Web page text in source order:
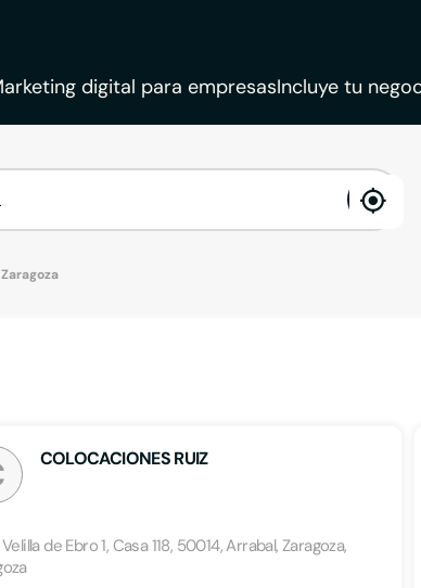
digital para empresasIncluye tu
COLOCACIONES RUIZ
de Ebro 1, Casa 118, 50014, Arrabal, Zaragoza,